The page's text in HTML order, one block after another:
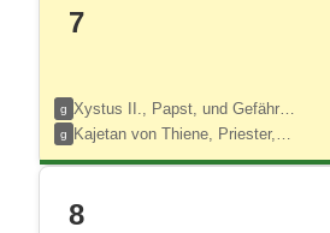
7
g Xystus II., Papst, und Gefähr…
g Kajetan von Thiene, Priester,…
8